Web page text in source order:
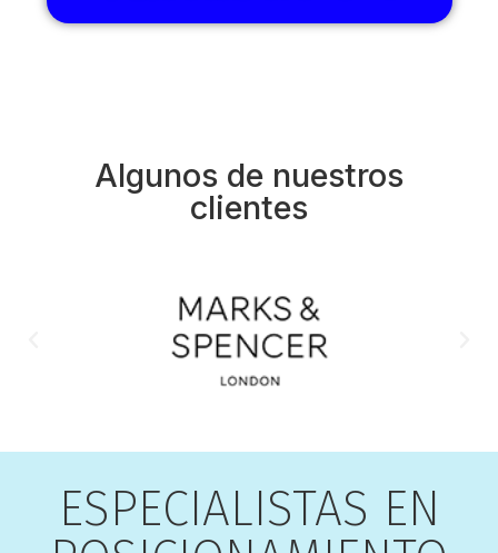
Algunos de nuestros
clientes
ESPECIALISTAS EN